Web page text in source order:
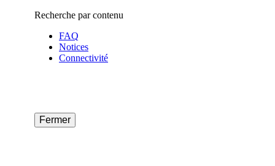
Recherche par contenu
FAQ
Notices
Connectivité
Fermer